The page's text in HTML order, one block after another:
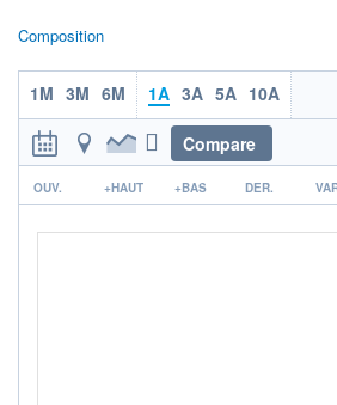
80M / 31.07.26
NOTATION MORNINGSTAR ⁽¹⁾
RISQUE DU FONDS (SRI)
4/7
Composition
1M 3M 6M 1A 3A 5A 10A
Compare
r
OUV. +HAUT +BAS DER.